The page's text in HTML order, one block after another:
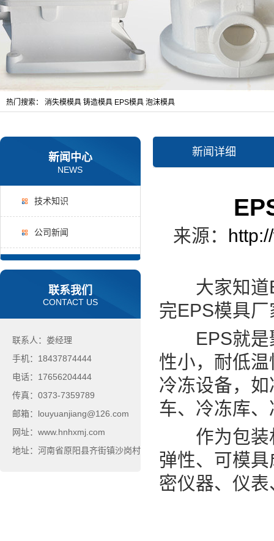
热门搜索： 消失模模具 铸造模具 EPS模具 泡沫模具
新闻中心
NEWS
技术知识
公司新闻
联系我们
CONTACT US
联系人：娄经理
手机：18437874444
电话：17656204444
传真：0373-7359789
邮箱：louyuanjiang@126.com
网址：www.hnhxmj.com
地址：河南省原阳县齐街镇沙岗村
新闻详细
来源：
大家知道
完EPS模具
EPS就是聚
性小，耐低
冷冻设备，
车、冷冻库
作为包装材
弹性、可模
密仪器、仪